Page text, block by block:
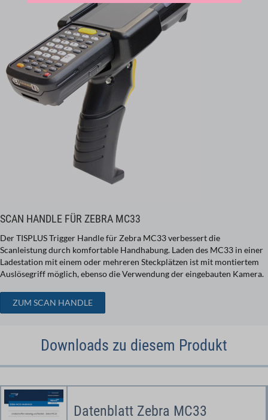
SCAN HANDLE FÜR ZEBRA MC33
Der TISPLUS Trigger Handle für Zebra MC33 verbessert die
Scanleistung durch komfortable Handhabung. Laden des MC33 in einer
Ladestation mit einem oder mehreren Steckplätzen ist mit montiertem
Auslösegriff möglich, ebenso die Verwendung der eingebauten Kamera.
ZUM SCAN HANDLE
Downloads zu diesem Produkt
Datenblatt Zebra MC33